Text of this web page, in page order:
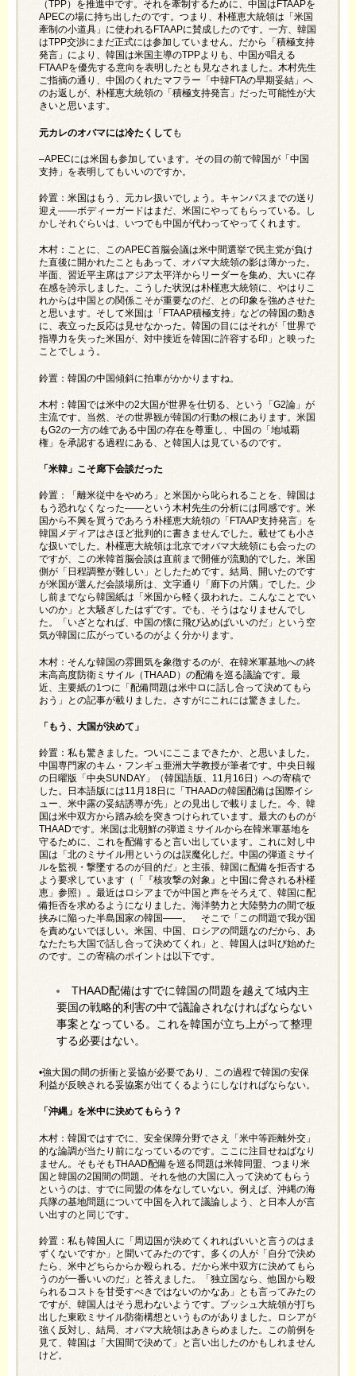
（TPP）を推進中です。それを牽制するために、中国はFTAAPを
APECの場に持ち出したのです。つまり、朴槿恵大統領は「米国
牽制の小道具」に使われるFTAAPに賛成したのです。一方、韓国
はTPP交渉にまだ正式には参加していません。だから「積極支持
発言」により、韓国は米国主導のTPPよりも、中国が唱える
FTAAPを優先する意向を表明したとも見なされました。木村先生
ご指摘の通り、中国のくれたマフラー「中韓FTAの早期妥結」へ
のお返しが、朴槿恵大統領の「積極支持発言」だった可能性が大
きいと思います。
元カレのオバマには冷たくして も
–APECには米国も参加しています。その目の前で韓国が「中国
支持」を表明してもいいのですか。
鈴置：米国はもう、元カレ扱いでしょう。キャンパスまでの送り
迎え――ボディーガードはまだ、米国にやってもらっている。し
かしそれぐらいは、いつでも中国が代わってやってくれます。
木村：ことに、このAPEC首脳会議は米中間選挙で民主党が負け
た直後に開かれたこともあって、オバマ大統領の影は薄かった。
半面、習近平主席はアジア太平洋からリーダーを集め、大いに存
在感を誇示しました。こうした状況は朴槿恵大統領に、やはりこ
れからは中国との関係こそが重要なのだ、との印象を強めさせた
と思います。そして米国は「FTAAP積極支持」などの韓国の動き
に、表立った反応は見せなかった。韓国の目にはそれが「世界で
指導力を失った米国が、対中接近を韓国に許容する印」と映った
ことでしょう。
鈴置：韓国の中国傾斜に拍車がかかりますね。
木村：韓国では米中の2大国が世界を仕切る、という「G2論」が
主流です。当然、その世界観が韓国の行動の根にあります。米国
もG2の一方の雄である中国の存在を尊重し、中国の「地域覇
権」を承認する過程にある、と韓国人は見ているのです。
「米韓」こそ廊下会談だった
鈴置：「離米従中をやめろ」と米国から叱られることを、韓国は
もう恐れなくなった――という木村先生の分析には同感です。米
国から不興を買うであろう朴槿恵大統領の「FTAAP支持発言」を
韓国メディアはさほど批判的に書きませんでした。載せても小さ
な扱いでした。朴槿恵大統領は北京でオバマ大統領にも会ったの
ですが、この米韓首脳会談は直前まで開催が流動的でした。米国
側が「日程調整が難しい」としたためです。結局、開いたのです
が米国が選んだ会談場所は、文字通り「廊下の片隅」でした。少
し前までなら韓国紙は「米国から軽く扱われた。こんなことでい
いのか」と大騒ぎしたはずです。でも、そうはなりませんでし
た。「いざとなれば、中国の懐に飛び込めばいいのだ」という空
気が韓国に広がっているのがよく分かります。
木村：そんな韓国の雰囲気を象徴するのが、在韓米軍基地への終
末高高度防衛ミサイル（THAAD）の配備を巡る議論です。最
近、主要紙の1つに「配備問題は米中ロに話し合って決めてもら
おう」との記事が載りました。さすがにこれには驚きました。
「もう、大国が決めて」
鈴置：私も驚きました。ついにここまできたか、と思いました。
中国専門家のキム・フンギュ亜洲大学教授が筆者です。中央日報
の日曜版「中央SUNDAY」（韓国語版、11月16日）への寄稿で
した。日本語版には11月18日に「THAADの韓国配備は国際イシ
ュー、米中露の妥結誘導が先」との見出しで載りました。今、韓
国は米中双方から踏み絵を突きつけられています。最大のものが
THAADです。米国は北朝鮮の弾道ミサイルから在韓米軍基地を
守るために、これを配備すると言い出しています。これに対し中
国は「北のミサイル用というのは誤魔化しだ。中国の弾道ミサイ
ルを監視・撃墜するのが目的だ」と主張、韓国に配備を拒否する
よう要求しています（「『核攻撃の対象』と中国に脅される朴槿
恵」参照）。最近はロシアまでが中国と声をそろえて、韓国に配
備拒否を求めるようになりました。海洋勢力と大陸勢力の間で板
挟みに陥った半島国家の韓国――。 そこで「この問題で我が国
を責めないでほしい。米国、中国、ロシアの問題なのだから、あ
なたたち大国で話し合って決めてくれ」と、韓国人は叫び始めた
のです。この寄稿のポイントは以下です。
THAAD配備はすでに韓国の問題を越えて域内主
要国の戦略的利害の中で議論されなければならない
事案となっている。これを韓国が立ち上がって整理
する必要はない。
•強大国の間の折衝と妥協が必要であり、この過程で韓国の安保
利益が反映される妥協案が出てくるようにしなければならない。
「沖縄」を米中に決めてもらう？
木村：韓国ではすでに、安全保障分野でさえ「米中等距離外交」
的な論調が当たり前になっているのです。ここに注目せねばなり
ません。そもそもTHAAD配備を巡る問題は米韓同盟、つまり米
国と韓国の2国間の問題。それを他の大国に入って決めてもらう
というのは、すでに同盟の体をなしていない。例えば、沖縄の海
兵隊の基地問題について中国を入れて議論しよう、と日本人が言
い出すのと同じです。
鈴置：私も韓国人に「周辺国が決めてくれればいいと言うのはま
ずくないですか」と聞いてみたのです。多くの人が「自分で決め
たら、米中どちらからか殴られる。だから米中双方に決めてもら
うのが一番いいのだ」と答えました。「独立国なら、他国から殴
られるコストを甘受すべきではないのかなあ」とも言ってみたの
ですが、韓国人はそう思わないようです。ブッシュ大統領が打ち
出した東欧ミサイル防衛構想というものがありました。ロシアが
強く反対し、結局、オバマ大統領はあきらめました。この前例を
見て、韓国は「大国間で決めて」と言い出したのかもしれません
けど。